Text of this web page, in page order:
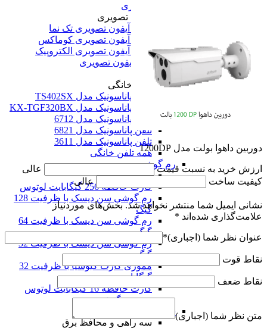
آیفون تصویری
آیفون تصویری
پنل و آیفون تصویری تک نما
پنل و آیفون تصویری کوماکس
پنل و آیفون تصویری الکتروپیک
همه آیفون تصویری
تلفن خانگی
تلفن خانگی
تلفن پاناسونیک مدل TS402SX
تلفن پاناسونیک مدل KX-TGF320BX
تلفن پاناسونیک مدل 6712
تلفن پاناسونیک مدل 6821
تلفن پاناسونیک مدل 3611
همه تلفن خانگی
رم گوشی
رم گوشی
کارت حافظه 256 گیگابایت لوتوس
رم گوشی سن دیسک با ظرفیت 128
گیگ
رم گوشی سن دیسک با ظرفیت 64
گیگ
رم گوشی سن دیسک با ظرفیت 32
گیگ
مموری کارت کیوشیا با ظرفیت 32
گیگابایت
کارت حافظه 16 گیگابایت لوتوس
همه رم گوشی
سه راهی و محافظ برق
دوربین داهوا بولت مدل 1200DP
ارزش خرید به نسبت قیمت
عالی
کیفیت ساخت
عالی
نشانی ایمیل شما منتشر نخواهد شد. بخش‌های موردنیاز
علامت‌گذاری شده‌اند *
عنوان نظر شما (اجباری)*
نقاط قوت
نقاط ضعف
متن نظر شما (اجباری)